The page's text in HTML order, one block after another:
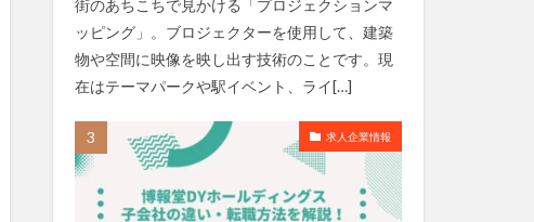
街のあちこちで見かける「プロジェクションマ
ッピング」。ブロジェクターを使用して、建築
物や空間に映像を映し出す技術のことです。現
在はテーマパークや駅イベント、ライ[…]
求人企業情報